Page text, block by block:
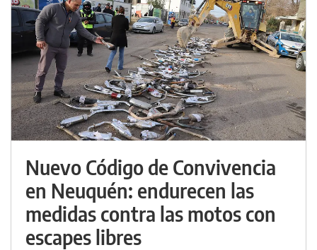
Nuevo Código de Convivencia
en Neuquén: endurecen las
medidas contra las motos con
escapes libres